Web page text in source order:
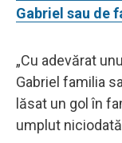
Gabriel sau de
„Cu adevărat
Gabriel familia
lăsat un gol în
umplut